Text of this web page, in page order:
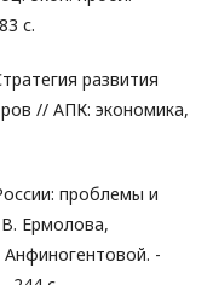
с.
развития
// АПК: экономика,
проблемы и
Ермолова,
-